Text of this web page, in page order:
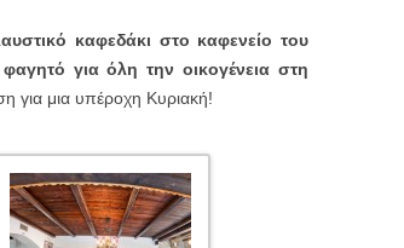
καφεδάκι στο καφενείο του
φαγητό για όλη την οικογένεια στη
για μια υπέροχη Κυριακή!